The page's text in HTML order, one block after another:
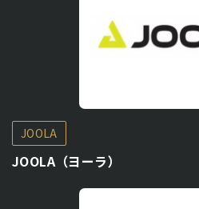
JOOLA
JOOLA（ヨーラ）